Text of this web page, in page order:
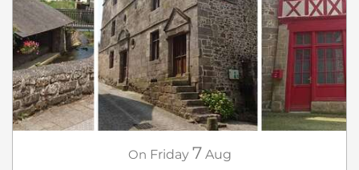
On Friday 7 Aug